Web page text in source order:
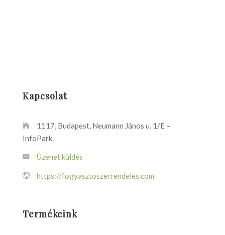
Kapcsolat
1117, Budapest, Neumann János u. 1/E –
InfoPark.
Üzenet küldés
https://fogyasztoszerrendeles.com
Termékeink